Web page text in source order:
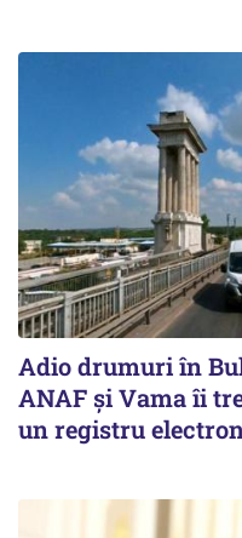
Adio drumuri în
ANAF și Vama îi
un registru